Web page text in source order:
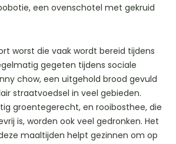
een ovenschotel met gekruid
worst die vaak wordt bereid tijdens
gegeten tijdens sociale
chow, een uitgehold brood gevuld
straatvoedsel in veel gebieden.
groentegerecht, en rooibosthee, die
is, worden ook veel gedronken. Het
maaltijden helpt gezinnen om op